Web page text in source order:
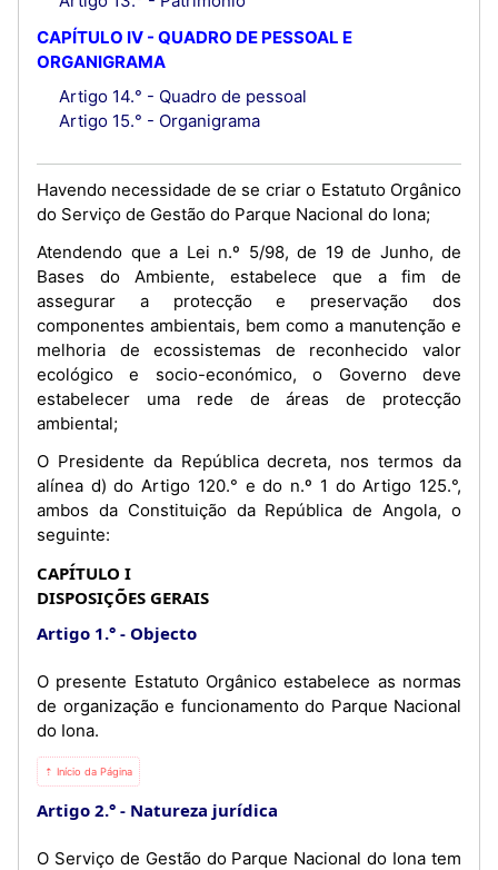
CAPÍTULO IV - QUADRO DE PESSOAL E
ORGANIGRAMA
Artigo 14.° - Quadro de pessoal
Artigo 15.° - Organigrama
Havendo necessidade de se criar o Estatuto Orgânico
do Serviço de Gestão do Parque Nacional do Iona;
Atendendo que a Lei n.º 5/98, de 19 de Junho, de
Bases do Ambiente, estabelece que a fim de
assegurar a protecção e preservação dos
componentes ambientais, bem como a manutenção e
melhoria de ecossistemas de reconhecido valor
ecológico e socio-económico, o Governo deve
estabelecer uma rede de áreas de protecção
ambiental;
O Presidente da República decreta, nos termos da
alínea d) do Artigo 120.° e do n.º 1 do Artigo 125.°,
ambos da Constituição da República de Angola, o
seguinte:
CAPÍTULO I
DISPOSIÇÕES GERAIS
Artigo 1.°
Objecto
O presente Estatuto Orgânico estabelece as normas
de organização e funcionamento do Parque Nacional
do Iona.
⇡ Início da Página
Artigo 2.° Natureza jurídica
O Serviço de Gestão do Parque Nacional do Iona tem